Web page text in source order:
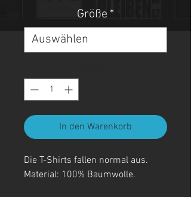
Größe *
In den Warenkorb
Die T-Shirts fallen normal aus.
Material: 100% Baumwolle.